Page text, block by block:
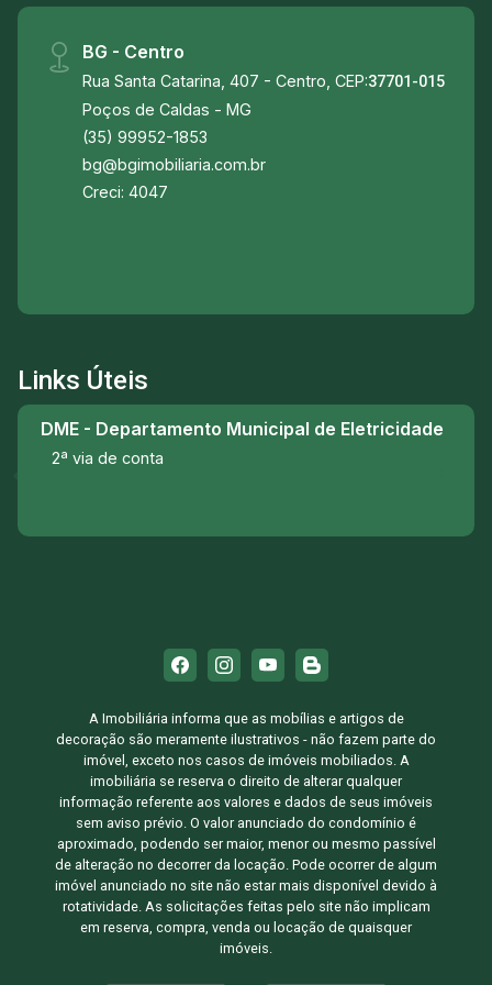
BG - Centro
Rua Santa Catarina, 407 - Centro, CEP:37701-015
Poços de Caldas - MG
(35) 99952-1853
bg@bgimobiliaria.com.br
Creci: 4047
Links Úteis
DME - Departamento Municipal de Eletricidade
2ª via de conta
A Imobiliária informa que as mobílias e artigos de
decoração são meramente ilustrativos - não fazem parte do
imóvel, exceto nos casos de imóveis mobiliados. A
imobiliária se reserva o direito de alterar qualquer
informação referente aos valores e dados de seus imóveis
sem aviso prévio. O valor anunciado do condomínio é
aproximado, podendo ser maior, menor ou mesmo passível
de alteração no decorrer da locação. Pode ocorrer de algum
imóvel anunciado no site não estar mais disponível devido à
rotatividade. As solicitações feitas pelo site não implicam
em reserva, compra, venda ou locação de quaisquer
imóveis.